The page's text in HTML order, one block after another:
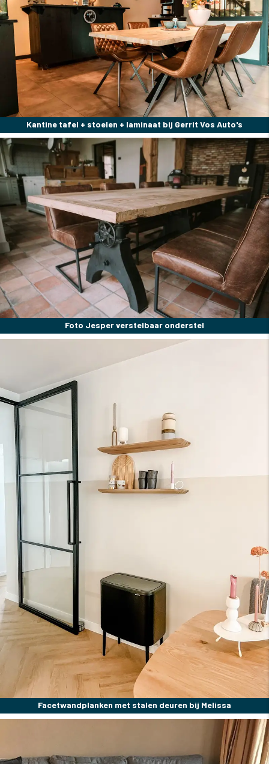
Kantine tafel + stoelen + laminaat bij Gerrit Vos Auto's
Foto Jesper verstelbaar onderstel
Facetwandplanken met stalen deuren bij Melissa